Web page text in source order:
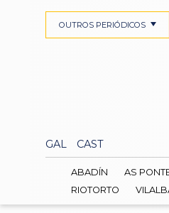
GAL CAST
OUTROS PERIÓDICOS
ABADÍN AS
RIOTORTO